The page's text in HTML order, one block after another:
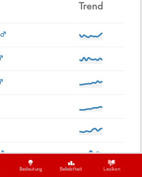
Bedeutung Beliebtheit Lexikon
Trend